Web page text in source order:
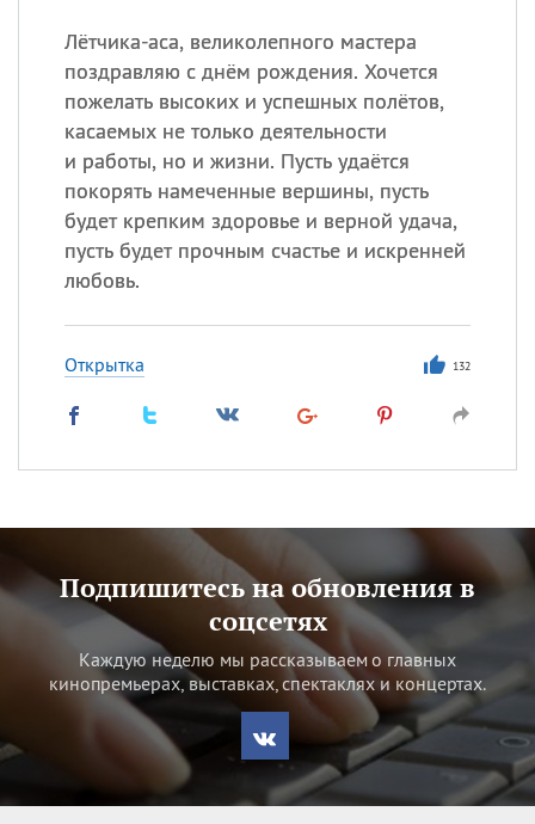
Лётчика-аса, великолепного мастера
поздравляю с днём рождения. Хочется
пожелать высоких и успешных полётов,
касаемых не только деятельности
и работы, но и жизни. Пусть удаётся
покорять намеченные вершины, пусть
будет крепким здоровье и верной удача,
пусть будет прочным счастье и искренней
любовь.
Открытка 132
Подпишитесь на обновления в
соцсетях
Каждую неделю мы рассказываем о главных
кинопремьерах, выставках, спектаклях и концертах.